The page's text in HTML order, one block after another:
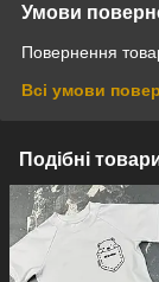
Умови
Повернення
Всі умови
Подібні